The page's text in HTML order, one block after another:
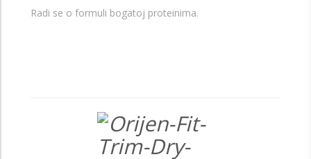
Radi se o formuli bogatoj proteinima.